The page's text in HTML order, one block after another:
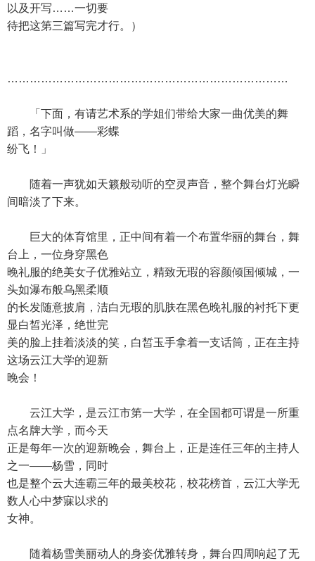
以及开写……一切要
待把这第三篇写完才行。）
…………………………………………………………………
「下面，有请艺术系的学姐们带给大家一曲优美的舞
蹈，名字叫做——彩蝶
纷飞！」
随着一声犹如天籁般动听的空灵声音，整个舞台灯光瞬
间暗淡了下来。
巨大的体育馆里，正中间有着一个布置华丽的舞台，舞
台上，一位身穿黑色
晚礼服的绝美女子优雅站立，精致无瑕的容颜倾国倾城，一
头如瀑布般乌黑柔顺
的长发随意披肩，洁白无瑕的肌肤在黑色晚礼服的衬托下更
显白皙光泽，绝世完
美的脸上挂着淡淡的笑，白皙玉手拿着一支话筒，正在主持
这场云江大学的迎新
晚会！
云江大学，是云江市第一大学，在全国都可谓是一所重
点名牌大学，而今天
正是每年一次的迎新晚会，舞台上，正是连任三年的主持人
之一——杨雪，同时
也是整个云大连霸三年的最美校花，校花榜首，云江大学无
数人心中梦寐以求的
女神。
随着杨雪美丽动人的身姿优雅转身，舞台四周响起了无